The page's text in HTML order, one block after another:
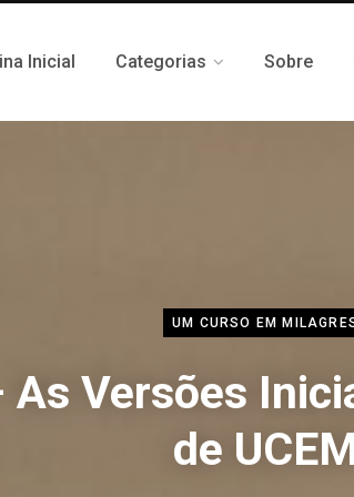
Inicial Categorias Sobre
UM CURSO EM
As Versões
de